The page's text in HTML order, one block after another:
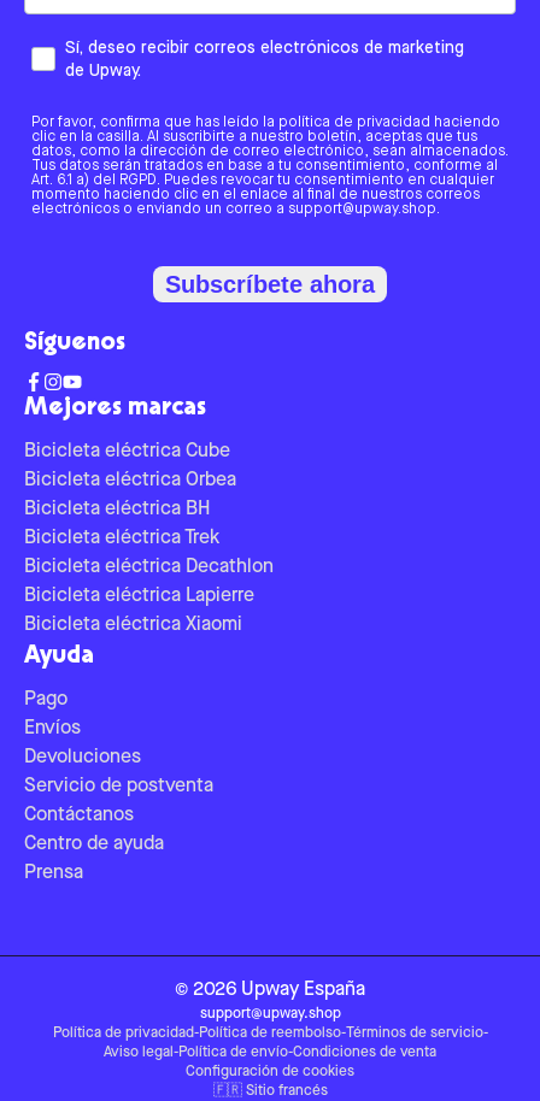
Mejores marcas
Bicicleta eléctrica Cube
Bicicleta eléctrica Orbea
Bicicleta eléctrica BH
Bicicleta eléctrica Trek
Bicicleta eléctrica Decathlon
Bicicleta eléctrica Lapierre
Bicicleta eléctrica Xiaomi
Ayuda
Pago
Envíos
Devoluciones
Servicio de postventa
Contáctanos
Centro de ayuda
Prensa
Sí, deseo recibir correos electrónicos de marketing
de Upway.
Por favor, confirma que has leído la política de privacidad haciendo
clic en la casilla. Al suscribirte a nuestro boletín, aceptas que tus
datos, como la dirección de correo electrónico, sean almacenados.
Tus datos serán tratados en base a tu consentimiento, conforme al
Art. 6.1 a) del RGPD. Puedes revocar tu consentimiento en cualquier
momento haciendo clic en el enlace al final de nuestros correos
electrónicos o enviando un correo a support@upway.shop.
Subscríbete ahora
Síguenos
© 2026 Upway España
support@upway.shop
Política de privacidad-Política de reembolso-Términos de servicio-
Aviso legal -Política de envío-Condiciones de venta
Configuración de cookies
🇫🇷 Sitio francés